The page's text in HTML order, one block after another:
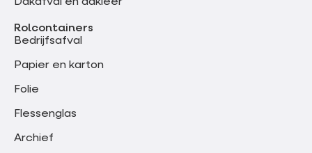
Rolcontainers
Bedrijfsafval
Papier en karton
Folie
Flessenglas
Archief